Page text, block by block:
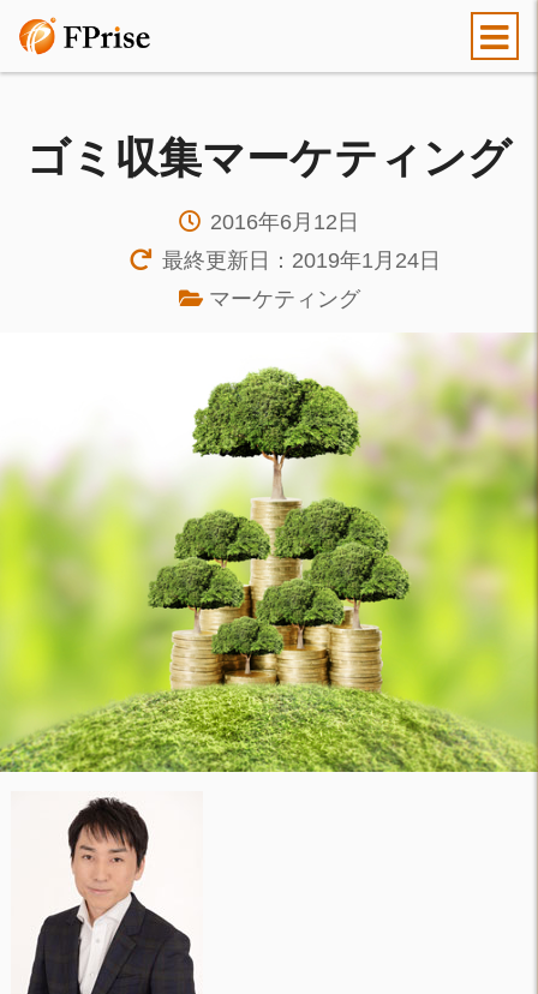
ゴミ収集マーケティング
2016年6月12日
最終更新日：2019年1月24日
マーケティング